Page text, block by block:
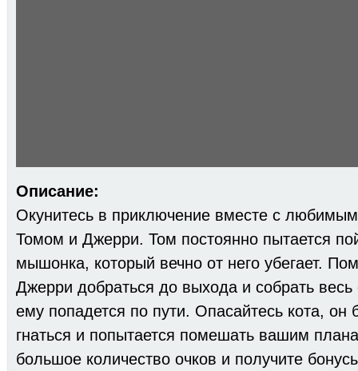
Описание:
Окунитесь в приключение вместе с
Томом и Джерри. Том постоянно пытается
мышонка, который вечно от него убегает.
Джерри добраться до выхода и собрать
ему попадется по пути. Опасайтесь кота, он
гнаться и попытается помешать вашим
большое количество очков и получите